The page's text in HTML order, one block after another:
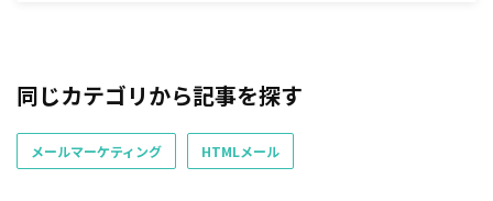
同じカテゴリから記事を探す
メールマーケティング HTMLメール